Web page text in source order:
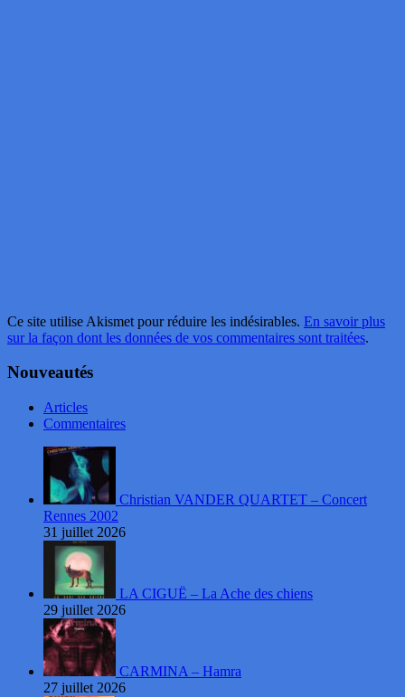
Ce site utilise Akismet pour réduire les indésirables. En savoir plus
sur la façon dont les données de vos commentaires sont traitées.
Nouveautés
Articles
Commentaires
Christian VANDER QUARTET – Concert
Rennes 2002
31 juillet 2026
LA CIGUË – La Ache des chiens
29 juillet 2026
CARMINA – Hamra
27 juillet 2026